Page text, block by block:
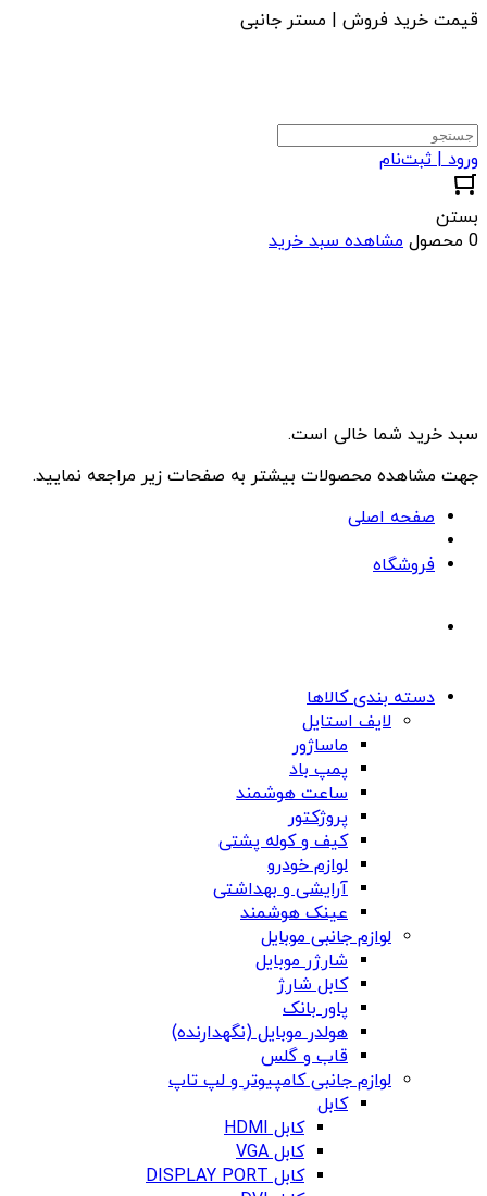
قیمت خرید فروش | مستر جانبی
ورود | ثبت‌نام
بستن
0 محصول
مشاهده سبد خرید
سبد خرید شما خالی است.
جهت مشاهده محصولات بیشتر به صفحات زیر مراجعه نمایید.
صفحه اصلی
فروشگاه
دسته بندی کالاها
لایف استایل
ماساژور
پمپ باد
ساعت هوشمند
پروژکتور
کیف و کوله پشتی
لوازم خودرو
آرایشی و بهداشتی
عینک هوشمند
لوازم جانبی موبایل
شارژر موبایل
کابل شارژ
پاور بانک
هولدر موبایل (نگهدارنده)
قاب و گلس
لوازم جانبی کامپیوتر و لپ تاپ
کابل
کابل HDMI
کابل VGA
کابل DISPLAY PORT